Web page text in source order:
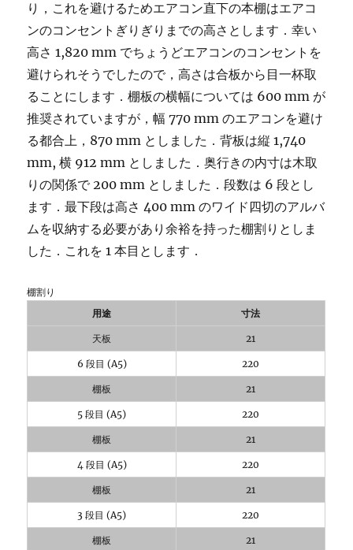
り，これを避けるためエアコン直下の本棚はエアコ
ンのコンセントぎりぎりまでの高さとします．幸い
高さ 1,820 mm でちょうどエアコンのコンセントを
避けられそうでしたので，高さは合板から目一杯取
ることにします．棚板の横幅については 600 mm が
推奨されていますが，幅 770 mm のエアコンを避け
る都合上，870 mm としました．背板は縦 1,740
mm, 横 912 mm としました．奥行きの内寸は木取
りの関係で 200 mm としました．段数は 6 段とし
ます．最下段は高さ 400 mm のワイド四切のアルバ
ムを収納する必要があり余裕を持った棚割りとしま
した．これを 1 本目とします．
棚割り
用途
寸法
天板 21
6 段目 (A5) 220
棚板 21
5 段目 (A5) 220
棚板 21
4 段目 (A5) 220
棚板 21
3 段目 (A5) 220
棚板 21